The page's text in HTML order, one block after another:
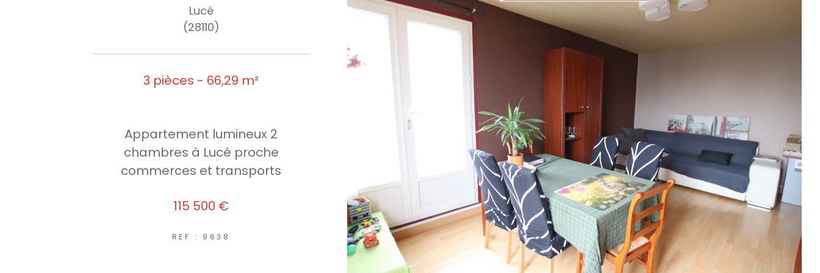
Lucé
(28110)
3 pièces - 66,29 m²
Appartement lumineux 2
chambres à Lucé proche
commerces et transports
115 500 €
REF : 9638